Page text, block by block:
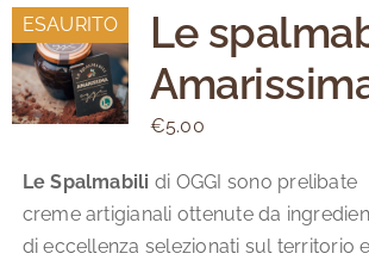
varianti.
Le
opzioni
possono
essere
scelte
nella
ESAURITO
Le
€5.00
Le Spalmabili di OGGI sono prelibate
creme artigianali ottenute da
di eccellenza selezionati sul territorio e